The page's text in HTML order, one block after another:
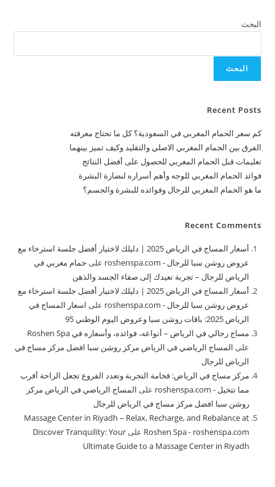
البحث
البحث
Recent Posts
كم سعر الحمام المغربي في السعودية؟ كل ما تحتاج معرفته
الفرق بين الحمام المغربي الاصلي والتقليد وكيف تميز بينهما
تعليمات قبل الحمام المغربي للحصول على أفضل النتائج
فوائد الحمام المغربي للوجه وأهم أسراره لنضارة البشرة
ما هو الحمام المغربي للرجال وفوائده للبشرة والجسم؟
Recent Comments
أسعار المساج في الرياض 2025 | دليلك لاختيار أفضل جلسة استرخاء مع
عروض روشن سبا للرجال - roshenspa.com
على حمام مغربي في
الرياض للرجال – تجربة تعيدك إلى صفاء الجسد والذهن
أسعار المساج في الرياض 2025 | دليلك لاختيار أفضل جلسة استرخاء مع
عروض روشن سبا للرجال - roshenspa.com
على اسعار المساج في
الرياض 2025: باقات روشن سبا وعروض اليوم الوطني 95
مساج رجالي في الرياض – أنواعه، فوائده، وأسعاره في Roshen Spa
على المساج الرياضي في الرياض مركز روشن سبا افضل مركز مساج في
الرياض للرجال
مركز مساج في الرياض: فخامة التجربة وتعدد الفروع تجعل الراحة أقرب
مما تتخيل - roshenspa.com
على المساج الرياضي في الرياض مركز
روشن سبا افضل مركز مساج في الرياض للرجال
Massage Center in Riyadh – Relax, Recharge, and Rebalance at
Roshen Spa - roshenspa.com علىDiscover Tranquility: Your
Ultimate Guide to a Massage Center in Riyadh